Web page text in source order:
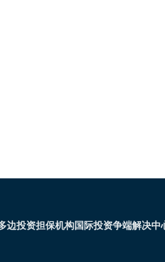
边投资担保机构国际投资争端解决中